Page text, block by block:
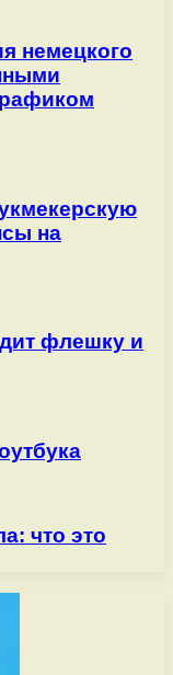
немецкого
на
флешку и
что это